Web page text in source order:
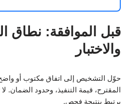
قبل الموافقة: نطاق
والاختبار
حوّل التشخيص إلى اتفاق مكتوب أو
المقترح، قيمة التنفيذ، وحدود الضمان.
يرتبط بنتيجة فحص.